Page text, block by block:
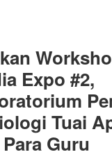
YEKTI
SELEKSI
MAGANG
MBKM
Expo #2,
Tuai
Guru